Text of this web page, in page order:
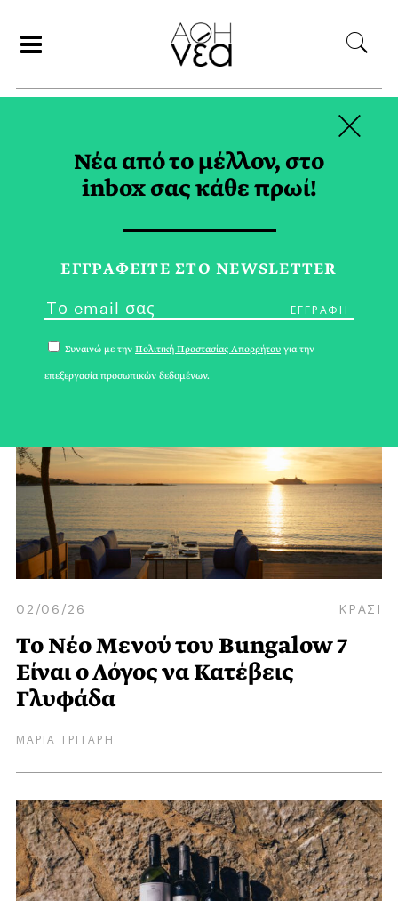
ΓΕΥΣΗ
02/06/26 ΚΡΑΣΙ
Το Nέο Mενού του Bungalow 7
Eίναι ο Λόγος να Κατέβεις
Γλυφάδα
ΜΑΡΙΑ ΤΡΙΤΑΡΗ
Νέα από το μέλλον, στο
inbox σας κάθε πρωί!
ΕΓΓPΑΦΕΙΤΕ ΣΤΟ NEWSLETTER
Συναινώ με την Πολιτική Προστασίας Απορρήτου για την
επεξεργασία προσωπικών δεδομένων.
×